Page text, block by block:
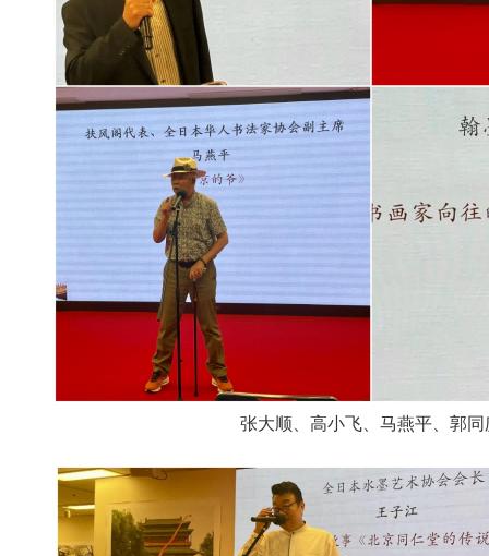
张大顺、高小飞、马燕平、郭同